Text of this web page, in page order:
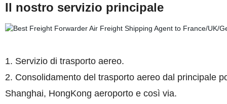
Il nostro servizio principale
1. Servizio di trasporto aereo.
2. Consolidamento del trasporto aereo dal principale
Shanghai, HongKong aeroporto e così via.